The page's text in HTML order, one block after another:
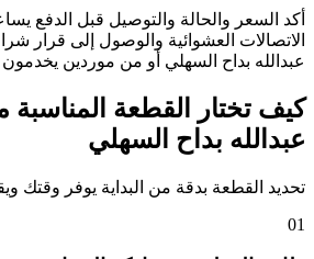
أكد السعر والحالة والتوصيل قبل الدفع
الاتصالات العشوائية والوصول إلى
عبدالله بداح السهلي أو من موردين
كيف تختار القطعة
عبدالله بداح السهلي
تحديد القطعة بدقة من البداية يوفر وقتك
01